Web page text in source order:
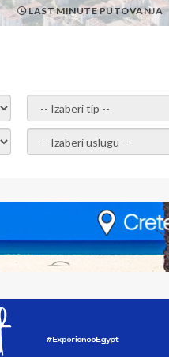
LAST MINUTE PUTOVANJA
- izaberi tip -
- Izaberite uslugu -